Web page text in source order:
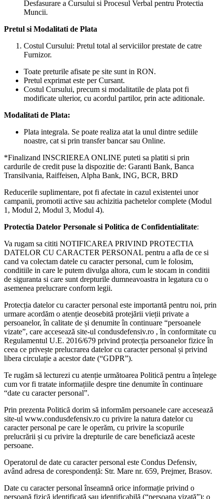
Desfasurare a Cursului si Procesul Verbal pentru Protectia
Muncii.
Pretul si Modalitati de Plata
Costul Cursului: Pretul total al serviciilor prestate de catre
Furnizor.
Toate preturile afisate pe site sunt in RON.
Pretul exprimat este per Cursant.
Costul Cursului, precum si modalitatile de plata pot fi
modificate ulterior, cu acordul partilor, prin acte aditionale.
Modalitati de Plata:
Plata integrala. Se poate realiza atat la unul dintre sediile
noastre, cat si prin transfer bancar sau Online.
*Finalizand INSCRIEREA ONLINE puteti sa platiti si prin
cardurile de credit puse la dispozitie de: Garanti Bank, Banca
Transilvania, Raiffeisen, Alpha Bank, ING, BCR, BRD
Reducerile suplimentare, pot fi afectate in cazul existentei unor
campanii, promotii active sau achizitia pachetelor complete (Modul
1, Modul 2, Modul 3, Modul 4).
Protectia Datelor Personale si Politica de Confidentialitate:
Va rugam sa cititi NOTIFICAREA PRIVIND PROTECTIA
DATELOR CU CARACTER PERSONAL pentru a afla de ce si
cand va colectam datele cu caracter personal, cum le folosim,
conditiile in care le putem divulga altora, cum le stocam in conditii
de siguranta si care sunt drepturile dumneavoastra in legatura cu o
asemenea prelucrare conform legii.
Protecția datelor cu caracter personal este importantă pentru noi, prin
urmare acordăm o atenție deosebită protejării vieții private a
persoanelor, în calitate de și denumite în continuare “persoanele
vizate”, care accesează site-ul condusdefensiv.ro , în conformitate cu
Regulamentul U.E. 2016/679 privind protecția persoanelor fizice în
ceea ce privește prelucrarea datelor cu caracter personal și privind
libera circulație a acestor date (“GDPR”).
Te rugăm să lecturezi cu atenție următoarea Politică pentru a înțelege
cum vor fi tratate informațiile despre tine denumite în continuare
“date cu caracter personal”.
Prin prezenta Politică dorim să informăm persoanele care accesează
site-ul www.condusdefensiv.ro cu privire la natura datelor cu
caracter personal pe care le operăm, cu privire la scopurile
prelucrării și cu privire la drepturile de care beneficiază aceste
persoane.
Operatorul de date cu caracter personal este Condus Defensiv,
având adresa de corespondență: Str. Mare nr. 659, Prejmer, Brasov.
Date cu caracter personal înseamnă orice informație privind o
persoană fizică identificată sau identificabilă (“persoana vizată”); o